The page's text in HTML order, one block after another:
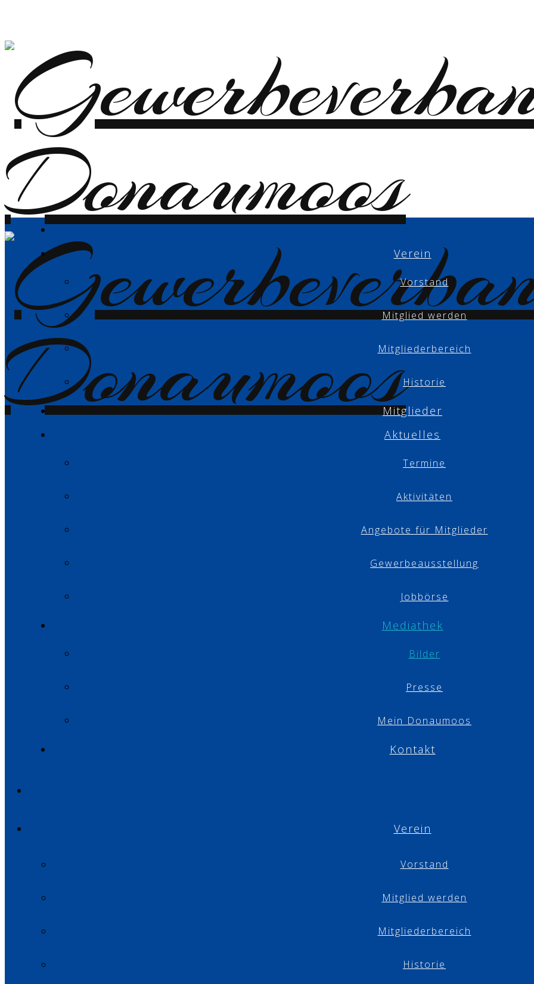
Verein
Vorstand
Mitglied werden
Mitgliederbereich
Historie
Mitglieder
Aktuelles
Termine
Aktivitäten
Angebote für Mitglieder
Gewerbeausstellung
Jobbörse
Mediathek
Bilder
Presse
Mein Donaumoos
Kontakt
Verein
Vorstand
Mitglied werden
Mitgliederbereich
Historie